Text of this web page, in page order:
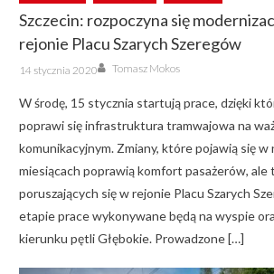
Szczecin: rozpoczyna się
rejonie Placu Szarych Szeregów
Posted
on
14 stycznia 2020 Author
Tomasz Mokos
W środę, 15 stycznia startują prace, dzięki
poprawi się infrastruktura tramwajowa na
komunikacyjnym. Zmiany, które pojawią się w
miesiącach poprawią komfort pasażerów, ale
poruszających się w rejonie Placu Szarych
etapie prace wykonywane będą na wyspie
kierunku pętli Głębokie. Prowadzone […]